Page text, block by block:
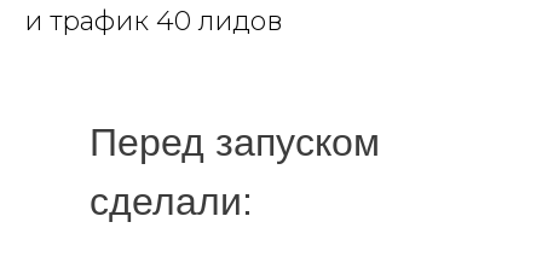
и трафик 40 лидов
Перед запуском
сделали: